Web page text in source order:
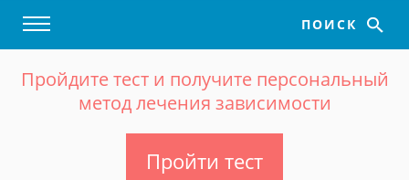
ПОИСК
Пройдите тест и получите персональный
метод лечения зависимости
Пройти тест